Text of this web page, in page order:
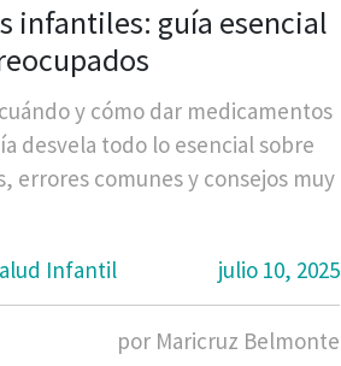
infantiles: guía esencial
y cómo dar medicamentos
desvela todo lo esencial sobre
errores comunes y consejos muy
Infantil
julio 10, 2025
por Maricruz Belmonte